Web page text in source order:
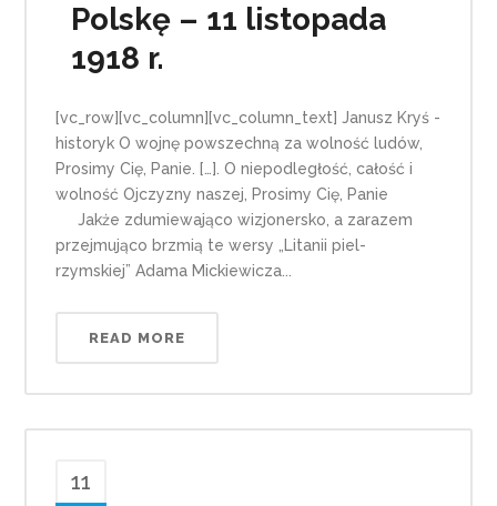
Polskę – 11 listopada
1918 r.
[vc_row][vc_column][vc_column_text] Janusz Kryś -
historyk O wojnę powszechną za wolność ludów,
Prosimy Cię, Panie. […]. O niepodległość, całość i
wolność Ojczyzny naszej, Prosimy Cię, Panie
Jakże zdumiewająco wizjonersko, a zarazem
przejmująco brzmią te wersy „Litanii piel-
rzymskiej” Adama Mickiewicza...
READ MORE
11